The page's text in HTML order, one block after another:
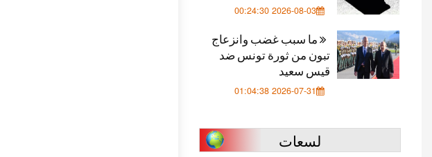
2026-08-03 00:24:30
ما سبب غضب وانزعاج
تبون من ثورة تونس ضد
قيس سعيد
2026-07-31 01:04:38
لسعات